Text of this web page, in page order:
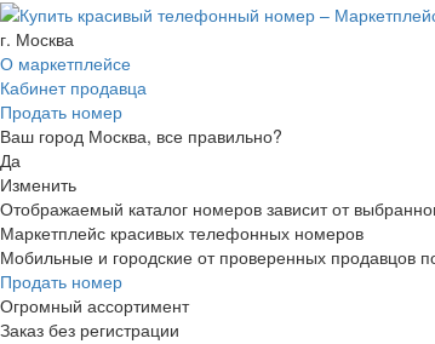
г. Москва
О маркетплейсе
Кабинет продавца
Продать номер
Ваш город Москва, все правильно?
Да
Изменить
Отображаемый каталог номеров зависит от
Маркетплейс красивых телефонных номеров
Мобильные и городские от проверенных продавцов
Продать номер
Огромный ассортимент
Заказ без регистрации